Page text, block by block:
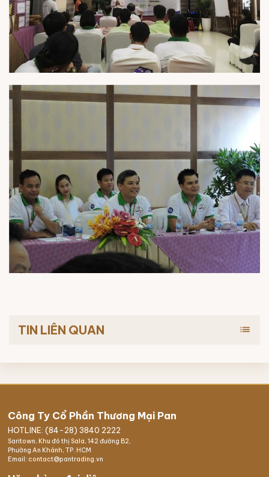
TIN LIÊN QUAN list
Công Ty Cổ Phần Thương Mại Pan
HOTLINE: (84-28) 3840 2222
Saritown, Khu đô thị Sala, 142 đường B2,
Phường An Khánh, TP. HCM
Email: contact@pantrading.vn